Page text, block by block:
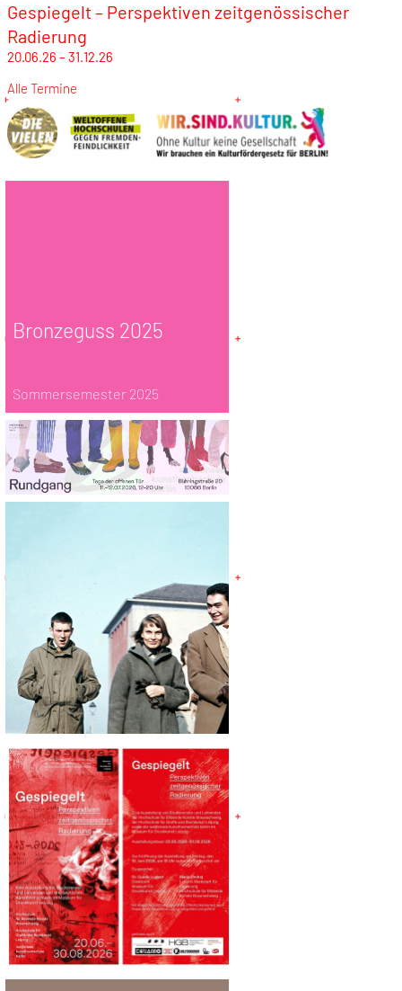
Bronzeguss 2025
Sommersemester 2025
Gespiegelt – Perspektiven zeitgenössischer
Radierung
20.06.26 – 31.12.26
Alle Termine